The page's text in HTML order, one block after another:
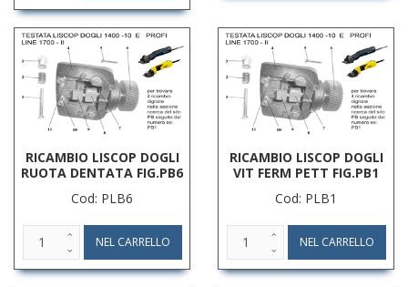
RICAMBIO LISCOP DOGLI
RUOTA DENTATA FIG.PB6
Cod: PLB6
RICAMBIO LISCOP DOGLI
VIT FERM PETT FIG.PB1
Cod: PLB1